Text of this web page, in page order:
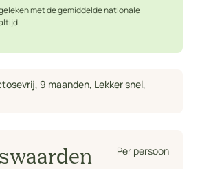
met de gemiddelde nationale
, 9 maanden, Lekker snel,
Per persoon